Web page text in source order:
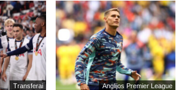
Transferai Anglijos Premier League